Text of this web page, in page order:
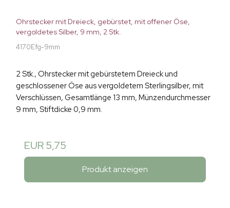
Ohrstecker mit Dreieck, gebürstet, mit offener Öse,
vergoldetes Silber, 9 mm, 2 Stk.
4170Efg-9mm
2 Stk., Ohrstecker mit gebürstetem Dreieck und
geschlossener Öse aus vergoldetem Sterlingsilber, mit
Verschlüssen, Gesamtlänge 13 mm, Münzendurchmesser
9 mm, Stiftdicke 0,9 mm.
EUR 5,75
Produkt anzeigen